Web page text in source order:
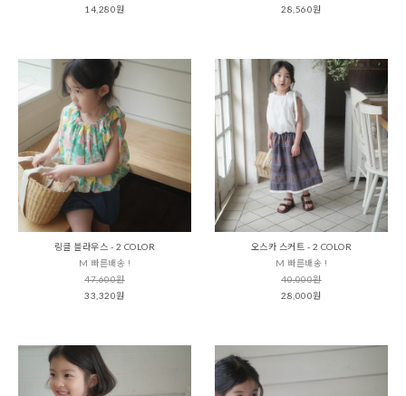
14,280원
28,560원
링클 블라우스 - 2 COLOR
M 빠른배송 !
47,600원
33,320원
오스카 스커트 - 2 COLOR
M 빠른배송 !
40,000원
28,000원